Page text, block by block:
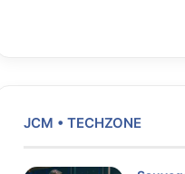
JCM • TECHZONE